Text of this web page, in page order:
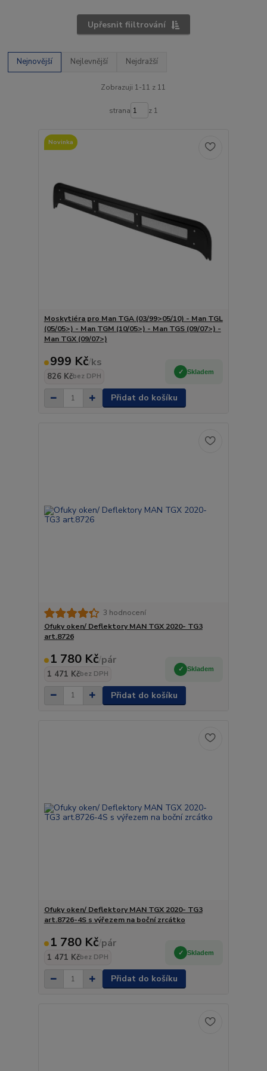
Upřesnit fiiltrování
Nejnovější Nejlevnější Nejdražší
Zobrazuji 1-11 z 11
strana z 1
Novinka
Moskytiéra pro Man TGA (03/99>05/10) - Man TGL
(05/05>) - Man TGM (10/05>) - Man TGS (09/07>) -
Man TGX (09/07>)
999 Kč/ks
826 Kčbez DPH
Skladem
Přidat do košíku
3 hodnocení
Ofuky oken/ Deflektory MAN TGX 2020- TG3
art.8726
1 780 Kč/pár
1 471 Kčbez DPH
Skladem
Přidat do košíku
Ofuky oken/ Deflektory MAN TGX 2020- TG3
art.8726-4S s výřezem na boční zrcátko
1 780 Kč/pár
1 471 Kčbez DPH
Skladem
Přidat do košíku